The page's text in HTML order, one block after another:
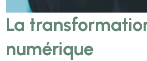
La
numérique